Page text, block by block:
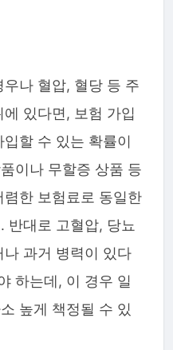
나 혈압, 혈당 등 주
있다면, 보험 가입
할 수 있는 확률이
이나 무할증 상품 등
한 보험료로 동일한
반대로 고혈압, 당뇨
과거 병력이 있다
하는데, 이 경우 일
높게 책정될 수 있